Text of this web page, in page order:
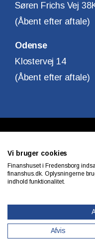
Søren Frichs Vej
(Åbent efter aftale)
Odense
Klostervej 14
(Åbent efter aftale)
CVR. Nr. 10140315
Vi bruger cookies
Finanshuset i Fredensborg
finanshus.dk. Oplysningerne
indhold funktionalitet.
Afvis